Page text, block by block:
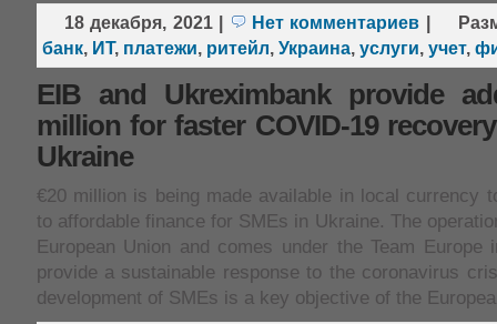
18 декабря, 2021| Нет комментариев
банк, ИТ, платежи, ритейл, Украина, услуги, учет,
EIB and Ukreximbank provide
million for faster COVID-19
Ukraine
€20 million is being made available in local currency
to affordable finance for SMEs in Ukraine. The
European Union and comes under the Team Europe
provide a sustainable response to the coronavirus
development of SMEs is a key objective of the